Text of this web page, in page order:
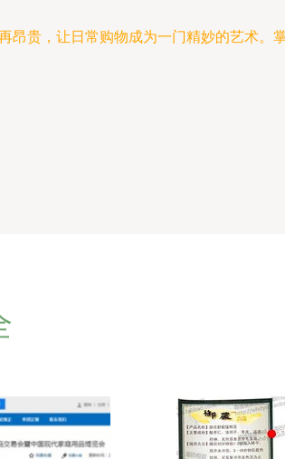
贵，让日常购物成为一门精妙的艺术。